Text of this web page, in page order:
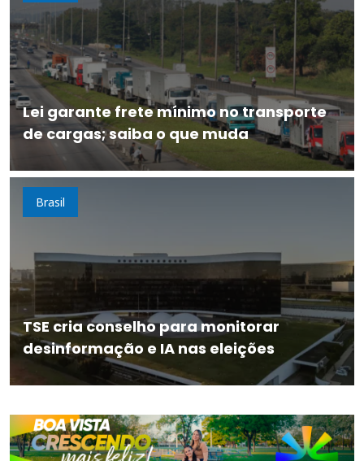
Lei garante frete mínimo no transporte
de cargas; saiba o que muda
Brasil
TSE cria conselho para monitorar
desinformação e IA nas eleições